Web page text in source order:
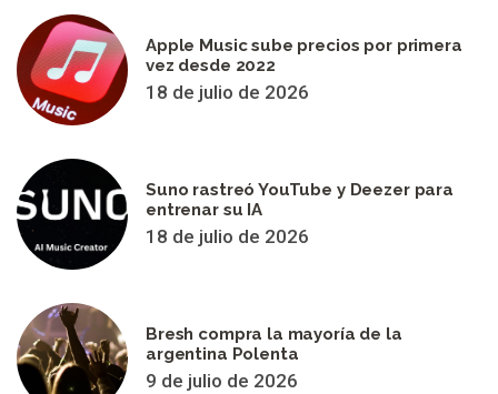
Apple Music sube precios por primera
vez desde 2022
18 de julio de 2026
Suno rastreó YouTube y Deezer para
entrenar su IA
18 de julio de 2026
Bresh compra la mayoría de la
argentina Polenta
9 de julio de 2026